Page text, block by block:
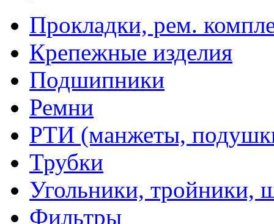
Прокладки, рем.
Крепежные изделия
Подшипники
Ремни
РТИ (манжеты,
Трубки
Угольники, тройники,
Фильтры